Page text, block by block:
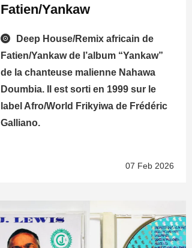
Fatien/Yankaw
Deep House/Remix africain de
Fatien/Yankaw de l’album “Yankaw”
de la chanteuse malienne Nahawa
Doumbia. Il est sorti en 1999 sur le
label Afro/World Frikyiwa de Frédéric
Galliano.
07 Feb 2026